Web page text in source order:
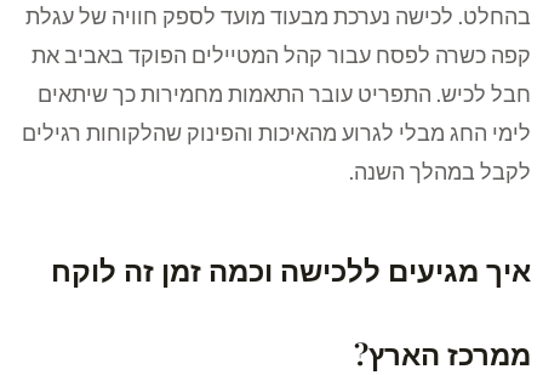
בהחלט. לכישה נערכת מבעוד מועד לספק חוויה של עגלת
קפה כשרה לפסח עבור קהל המטיילים הפוקד באביב את
חבל לכיש. התפריט עובר התאמות מחמירות כך שיתאים
לימי החג מבלי לגרוע מהאיכות והפינוק שהלקוחות רגילים
לקבל במהלך השנה.
איך מגיעים ללכישה וכמה זמן זה לוקח
ממרכז הארץ?